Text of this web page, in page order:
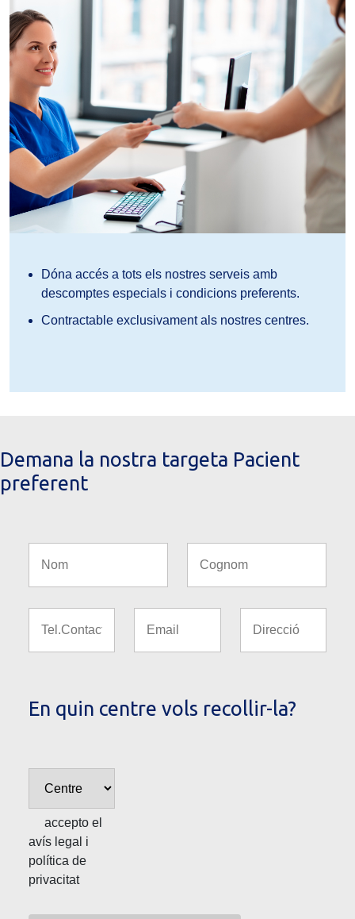
Dóna accés a tots els nostres serveis amb
descomptes especials i condicions preferents.
Contractable exclusivament als nostres centres.
Demana la nostra targeta Pacient
preferent
En quin centre vols recollir-la?
accepto el
avís legal i
política de
privacitat